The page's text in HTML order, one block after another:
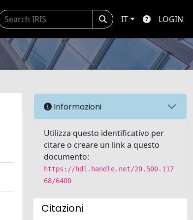
IT LOGIN
Informazioni
Utilizza questo identificativo per
citare o creare un link a questo
documento:
https://hdl.handle.net/20.500.117
68/6400
Citazioni